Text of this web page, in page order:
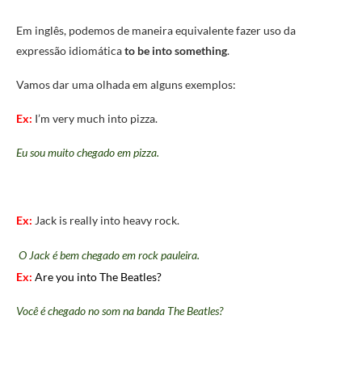
Em inglês, podemos de maneira equivalente fazer uso da
expressão idiomáticato be into something.
Vamos dar uma olhada em alguns exemplos:
Ex: I’m very much into pizza.
Eu sou muito chegado em pizza.
Ex: Jack is really into heavy rock.
O Jack é bem chegado em rock pauleira.
Ex: Are you into The Beatles?
Você é chegado no som na banda The Beatles?